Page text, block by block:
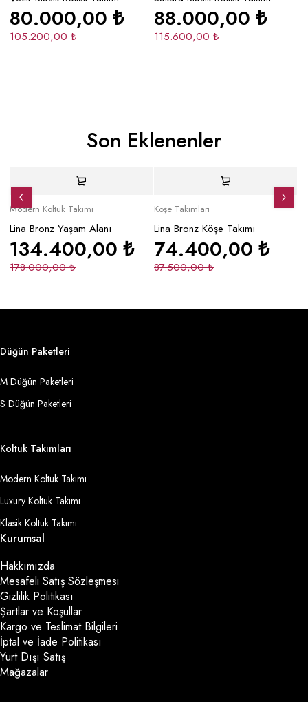
105.200,00₺
80.000,00₺
115.600,00₺
88.000,00 ₺
Son Eklenenler
Modern Koltuk Takımı
Lina Bronz Yaşam Alanı
178.000,00₺
134.400,00₺
Köşe Takımları
Lina Bronz Köşe Takımı
87.500,00₺
74.400,00₺
Düğün Paketleri
M Düğün Paketleri
S Düğün Paketleri
Koltuk Takımları
Modern Koltuk Takımı
Luxury Koltuk Takımı
Klasik Koltuk Takımı
Kurumsal
Hakkımızda
Mesafeli Satış Sözleşmesi
Gizlilik Politikası
Şartlar ve Koşullar
Kargo ve Teslimat Bilgileri
İptal ve İade Politikası
Yurt Dışı Satış
Mağazalar